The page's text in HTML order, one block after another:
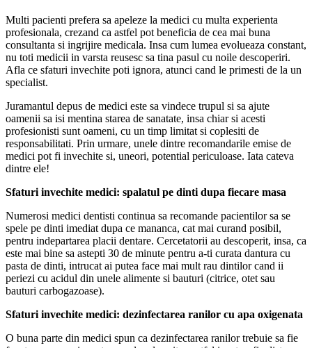
Multi pacienti prefera sa apeleze la medici cu multa experienta
profesionala, crezand ca astfel pot beneficia de cea mai buna
consultanta si ingrijire medicala. Insa cum lumea evolueaza constant,
nu toti medicii in varsta reusesc sa tina pasul cu noile descoperiri.
Afla ce sfaturi invechite poti ignora, atunci cand le primesti de la un
specialist.
Juramantul depus de medici este sa vindece trupul si sa ajute
oamenii sa isi mentina starea de sanatate, insa chiar si acesti
profesionisti sunt oameni, cu un timp limitat si coplesiti de
responsabilitati. Prin urmare, unele dintre recomandarile emise de
medici pot fi invechite si, uneori, potential periculoase. Iata cateva
dintre ele!
Sfaturi invechite medici: spalatul pe dinti dupa fiecare masa
Numerosi medici dentisti continua sa recomande pacientilor sa se
spele pe dinti imediat dupa ce mananca, cat mai curand posibil,
pentru indepartarea placii dentare. Cercetatorii au descoperit, insa, ca
este mai bine sa astepti 30 de minute pentru a-ti curata dantura cu
pasta de dinti, intrucat ai putea face mai mult rau dintilor cand ii
periezi cu acidul din unele alimente si bauturi (citrice, otet sau
bauturi carbogazoase).
Sfaturi invechite medici: dezinfectarea ranilor cu apa oxigenata
O buna parte din medici spun ca dezinfectarea ranilor trebuie sa fie